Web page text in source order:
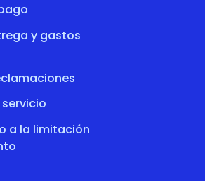
y gastos
a la limitación